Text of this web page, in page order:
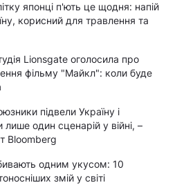
японці п'ють це щодня: напій
корисний для травлення та
Lionsgate оголосила про
фільму "Майкл": коли буде
підвели Україну і
один сценарій у війні, –
Bloomberg
одним укусом: 10
змій у світі